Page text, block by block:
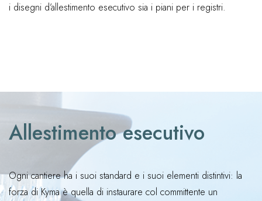
i disegni d’allestimento esecutivo sia i piani per i registri.
Allestimento esecutivo
Ogni cantiere ha i suoi standard e i suoi elementi distintivi: la
forza di Kyma è quella di instaurare col committente un